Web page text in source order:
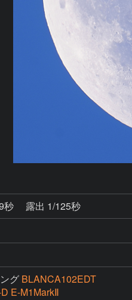
秒
露出 1/125秒
グ BLANCA102EDT
E-M1MarkⅡ